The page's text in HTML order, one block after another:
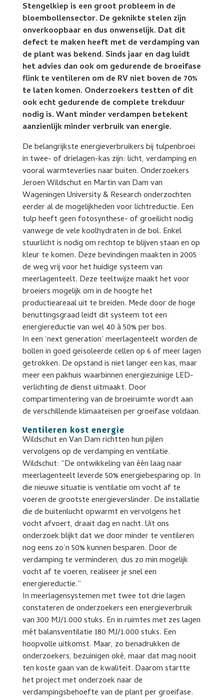
Stengelkiep is een groot probleem in de
bloembollensector. De geknikte stelen zijn
onverkoopbaar en dus onwenselijk. Dat dit
defect te maken heeft met de verdamping van
de plant was bekend. Sinds jaar en dag luidt
het advies dan ook om gedurende de broeifase
flink te ventileren om de RV niet boven de 70%
te laten komen. Onderzoekers testten of dit
ook echt gedurende de complete trekduur
nodig is. Want minder verdampen betekent
aanzienlijk minder verbruik van energie.
De belangrijkste energieverbruikers bij tulpenbroei
in twee- of drielagen-kas zijn: licht, verdamping en
vooral warmteverlies naar buiten. Onderzoekers
Jeroen Wildschut en Martin van Dam van
Wageningen University & Research onderzochten
eerder al de mogelijkheden voor lichtreductie. Een
tulp heeft geen fotosynthese- of groeilicht nodig
vanwege de vele koolhydraten in de bol. Enkel
stuurlicht is nodig om rechtop te blijven staan en op
kleur te komen. Deze bevindingen maakten in 2005
de weg vrij voor het huidige systeem van
meerlagenteelt. Deze teeltwijze maakt het voor
broeiers mogelijk om in de hoogte het
productieareaal uit te breiden. Mede door de hoge
benuttingsgraad leidt dit systeem tot een
energiereductie van wel 40 à 50% per bos.
In een ‘next generation’ meerlagenteelt worden de
bollen in goed geïsoleerde cellen op 6 of meer lagen
getrokken. De opstand is niet langer een kas, maar
meer een pakhuis waarbinnen energiezuinige LED-
verlichting de dienst uitmaakt. Door
compartimentering van de broeiruimte wordt aan
de verschillende klimaateisen per groeifase voldaan.
Ventileren kost energie
Wildschut en Van Dam richtten hun pijlen
vervolgens op de verdamping en ventilatie.
Wildschut: “De ontwikkeling van één laag naar
meerlagenteelt leverde 50% energiebesparing op. In
die nieuwe situatie is ventilatie om vocht af te
voeren de grootste energieverslinder. De installatie
die de buitenlucht opwarmt en vervolgens het
vocht afvoert, draait dag en nacht. Uit ons
onderzoek blijkt dat we door minder te ventileren
nog eens zo’n 50% kunnen besparen. Door de
verdamping te verminderen, dus zo min mogelijk
vocht af te voeren, realiseer je snel een
energiereductie.”
In meerlagensystemen met twee tot drie lagen
constateren de onderzoekers een energieverbruik
van 300 MJ/1.000 stuks. En in ruimtes met zes lagen
mét balansventilatie 180 MJ/1.000 stuks. Een
hoopvolle uitkomst. Maar, zo benadrukken de
onderzoekers, bezuinigen oké, maar dat mag nooit
ten koste gaan van de kwaliteit. Daarom startte
het project met onderzoek naar de
verdampingsbehoefte van de plant per groeifase.